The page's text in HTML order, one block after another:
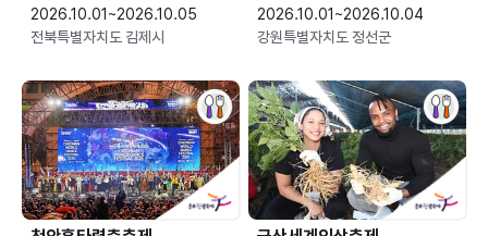
2026.10.01~2026.10.05
전북특별자치도 김제시
2026.10.01~2026.10.04
강원특별자치도 정선군